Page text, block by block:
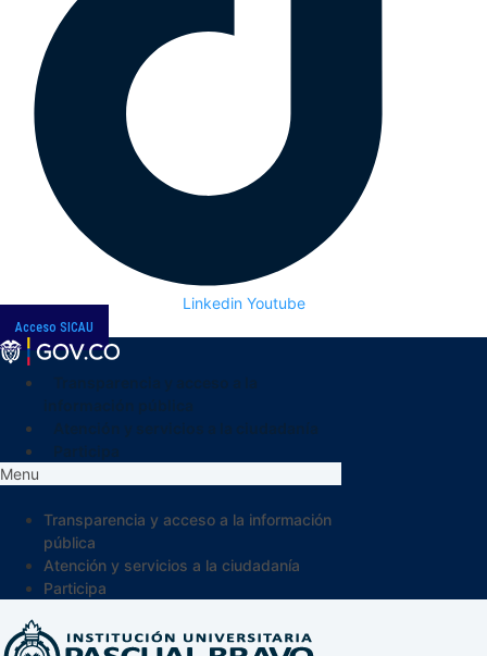
Linkedin Youtube
Acceso SICAU
Menu
Transparencia y acceso a la información
pública
Atención y servicios a la ciudadanía
Participa